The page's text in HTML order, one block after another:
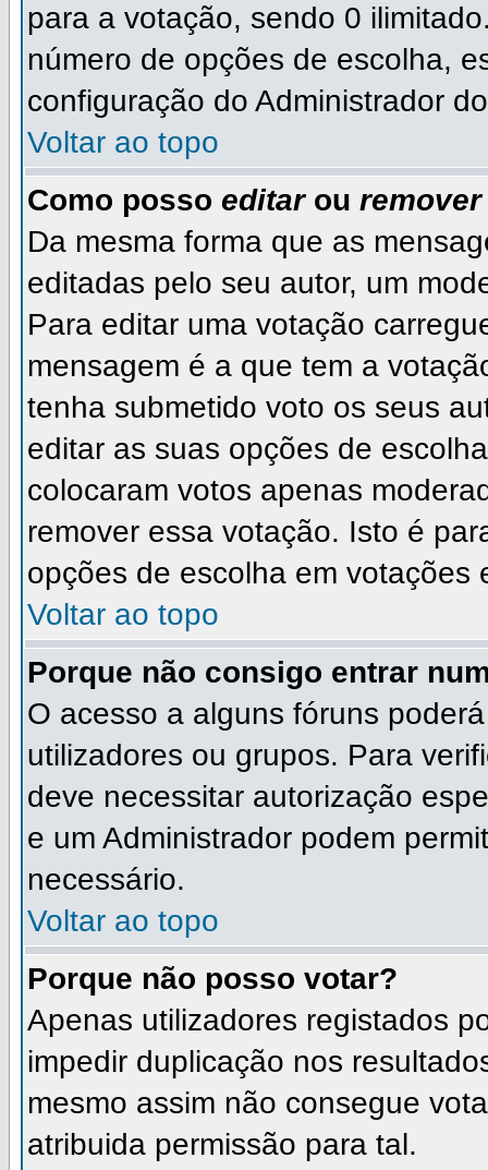
para a votação, sendo 0
número de opções de escolha,
configuração do Administrador
Voltar ao topo
Como posso editarou remover
Da mesma forma que as
editadas pelo seu autor, um
Para editar uma votação
mensagem é a que tem a
tenha submetido voto os seus
editar as suas opções de
colocaram votos apenas
remover essa votação. Isto é
opções de escolha em votações
Voltar ao topo
Porque não consigo entrar
O acesso a alguns fóruns
utilizadores ou grupos. Para
deve necessitar autorização
e um Administrador podem
necessário.
Voltar ao topo
Porque não posso votar?
Apenas utilizadores registados
impedir duplicação nos
mesmo assim não consegue
atribuida permissão para tal.